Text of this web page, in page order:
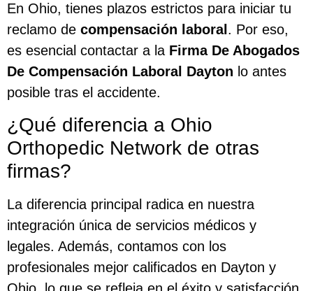
En Ohio, tienes plazos estrictos para iniciar tu
reclamo de compensación laboral . Por eso,
es esencial contactar a la Firma De Abogados
De Compensación Laboral Dayton lo antes
posible tras el accidente.
¿Qué diferencia a Ohio
Orthopedic Network de otras
firmas?
La diferencia principal radica en nuestra
integración única de servicios médicos y
legales. Además, contamos con los
profesionales mejor calificados en Dayton y